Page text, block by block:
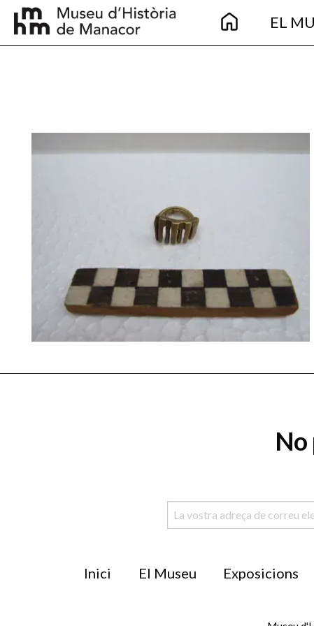
Vés al contingut
Main
navigation
EL
Inici El Museu Exposicions